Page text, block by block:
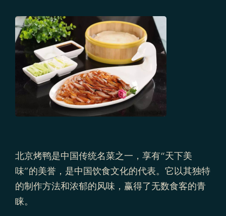
北京烤鸭是中国传统名菜之一，享有“天下美
味”的美誉，是中国饮食文化的代表。它以其独特
的制作方法和浓郁的风味，赢得了无数食客的青
睐。